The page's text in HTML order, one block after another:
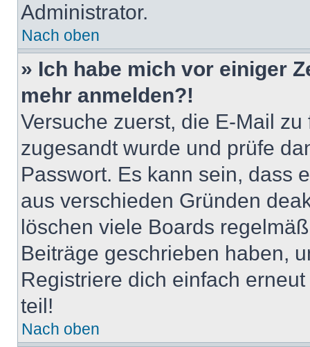
Administrator.
Nach oben
» Ich habe mich vor einiger
mehr anmelden?!
Versuche zuerst, die E-Mail
zugesandt wurde und prüfe
Passwort. Es kann sein, dass
aus verschieden Gründen
löschen viele Boards
Beiträge geschrieben haben,
Registriere dich einfach
teil!
Nach oben